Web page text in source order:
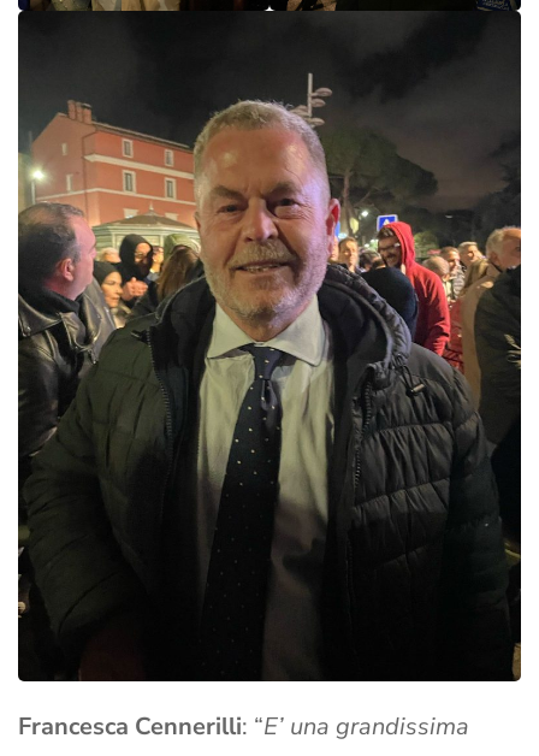
Francesca Cennerilli: “E’ una grandissima